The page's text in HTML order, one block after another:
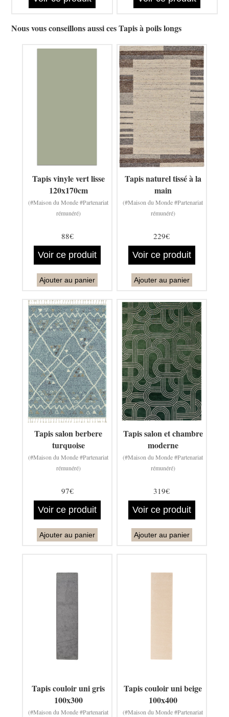
Nous vous conseillons aussi ces Tapis à poils longs
Tapis vinyle vert lisse
120x170cm
(#Maison du Monde #Partenariat
rémunéré)
88€
Voir ce produit
Ajouter au panier
Tapis naturel tissé à la
main
(#Maison du Monde #Partenariat
rémunéré)
229€
Voir ce produit
Ajouter au panier
Tapis salon berbere
turquoise
(#Maison du Monde #Partenariat
rémunéré)
97€
Voir ce produit
Ajouter au panier
Tapis salon et chambre
moderne
(#Maison du Monde #Partenariat
rémunéré)
319€
Voir ce produit
Ajouter au panier
Tapis couloir uni gris
100x300
(#Maison du Monde #Partenariat
Tapis couloir uni beige
100x400
(#Maison du Monde #Partenariat